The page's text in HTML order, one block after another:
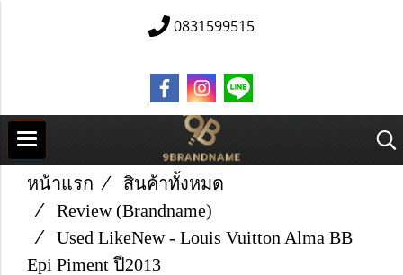
0831599515
หน้าแรก
สินค้าทั้งหมด
Review (Brandname)
Used Like​New​ -​ Louis Vuitton​ Alma BB
Epi Piment ปี2013